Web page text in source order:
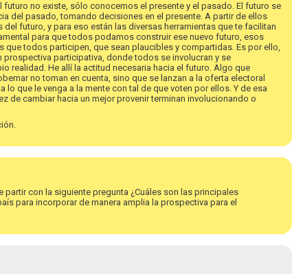
futuro no existe, sólo conocemos el presente y el pasado. El futuro se
del pasado, tomando decisiones en el presente. A partir de ellos
futuro, y para eso están las diversas herramientas que te facilitan
para que todos podamos construir ese nuevo futuro, esos
que todos participen, que sean plaucibles y compartidas. Es por ello,
prospectiva participativa, donde todos se involucran y se
realidad. He allí la actitud necesaria hacia el futuro. Algo que
no toman en cuenta, sino que se lanzan a la oferta electoral
que le venga a la mente con tal de que voten por ellos. Y de esa
de cambiar hacia un mejor provenir terminan involucionando o
partir con la siguiente pregunta ¿Cuáles son las principales
para incorporar de manera amplia la prospectiva para el